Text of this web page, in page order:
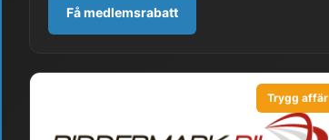
Få medlemsrabatt
Trygg affär